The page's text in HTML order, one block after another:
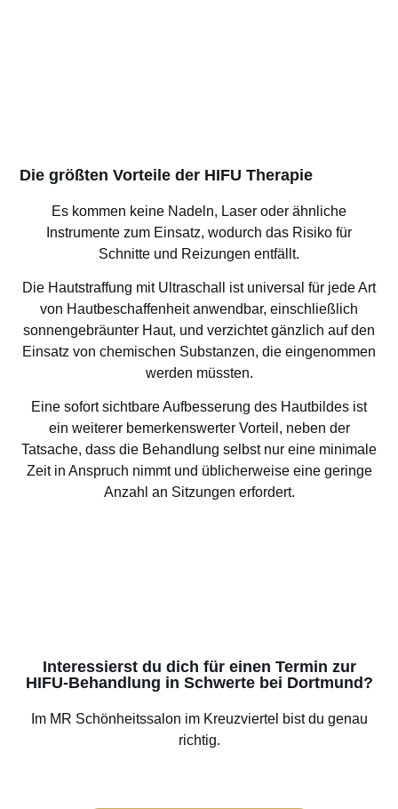
Die größten Vorteile der HIFU Therapie
Es kommen keine Nadeln, Laser oder ähnliche
Instrumente zum Einsatz, wodurch das Risiko für
Schnitte und Reizungen entfällt.
Die Hautstraffung mit Ultraschall ist universal für jede Art
von Hautbeschaffenheit anwendbar, einschließlich
sonnengebräunter Haut, und verzichtet gänzlich auf den
Einsatz von chemischen Substanzen, die eingenommen
werden müssten.
Eine sofort sichtbare Aufbesserung des Hautbildes ist
ein weiterer bemerkenswerter Vorteil, neben der
Tatsache, dass die Behandlung selbst nur eine minimale
Zeit in Anspruch nimmt und üblicherweise eine geringe
Anzahl an Sitzungen erfordert.
Interessierst du dich für einen Termin zur
HIFU-Behandlung in Schwerte bei Dortmund?
Im MR Schönheitssalon im Kreuzviertel bist du genau
richtig.